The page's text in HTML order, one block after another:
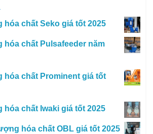
hóa chất Seko giá tốt 2025
hóa chất Pulsafeeder năm
hóa chất Prominent giá tốt
chất Iwaki giá tốt 2025
hóa chất OBL giá tốt 2025